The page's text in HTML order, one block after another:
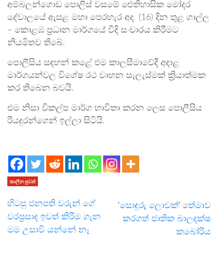
අම්බලන්ගොඩ පොලිස් වසමේ ඓතිහාසික මෝදර
දේවාලයේ ඇසළ මහා පෙරහැර අද (16) දින තුළ ගාල්ල
– කොළඹ ප්‍රධාන මාර්ගයේ වීදි සංචාරය කිරීමට
නියමිතව තිබේ.
පොලීසිය සඳහන් කළේ එම කාලසීමාවේදී අදාළ
මාර්ගයන්වල විශේෂ රථ වාහන සැලැස්මක් ක්‍රියාත්මක
කර තිබෙන බවයි.
එම නිසා විකල්ප මාර්ග භාවිතා කරන ලෙස පොලීසිය
රියදුරන්ගෙන් ඉල්ලා සිටියි.
කාලීන පුවත්
හිටපු ජනපති වරුන් ගේ
වරප්‍රසාද ඉවත් කිරීම ගැන
මම උසාවි යන්නේ නෑ
‘සොඳුරු ලොවක්’ තේමාව
කරගත් ජාතික බාලදක්ෂ
කබෝරිය